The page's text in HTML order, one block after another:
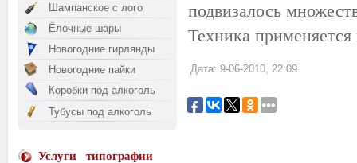
Шампанское с лого
Ёлочные шары
Новогодние гирлянды
Новогодние пайки
Коробки под алкоголь
Тубусы под алкоголь
Услуги типографии
подвизалось
Техника
Дата: 9-06-2010, 22:09